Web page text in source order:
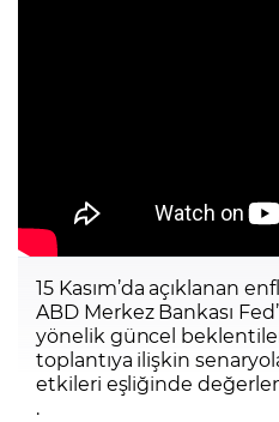
15 Kasım’da açıklanan
ABD Merkez Bankası
yönelik güncel
toplantıya ilişkin
etkileri eşliğinde
.